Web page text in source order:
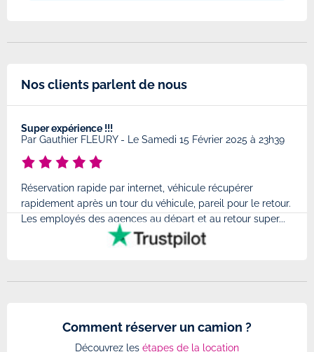
Nos clients parlent de nous
Super expérience !!!
Par Gauthier FLEURY- Le Samedi 15 Février 2025 à 23h39
Réservation rapide par internet, véhicule récupérer
rapidement après un tour du véhicule, pareil pour le retour.
Les employés des agences au départ et au retour super...
Comment réserver un camion ?
Découvrez les étapes de la location